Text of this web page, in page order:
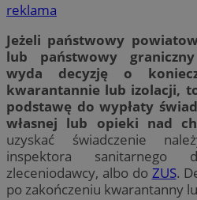
reklama
Jeżeli państwowy
lub państwowy
wyda decyzję o
kwarantannie lub izolacji,
podstawę do wypłaty
własnej lub opieki nad
uzyskać świadczenie
inspektora sanitarnego
zleceniodawcy, albo do ZUS.
po zakończeniu kwarantanny